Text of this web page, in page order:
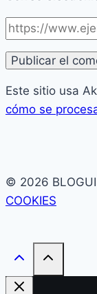
Este sitio usa
cómo se
© 2026
COOKIES